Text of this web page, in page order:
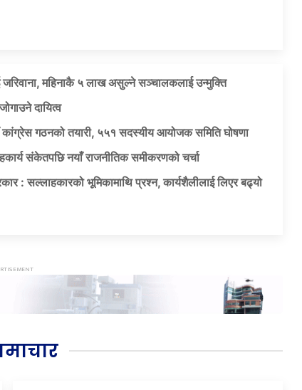
महिनाकै ५ लाख असुल्ने सञ्चालकलाई उन्मुक्ति
दायित्व
गठनको तयारी, ५५१ सदस्यीय आयोजक समिति घोषणा
संकेतपछि नयाँ राजनीतिक समीकरणको चर्चा
: सल्लाहकारको भूमिकामाथि प्रश्न, कार्यशैलीलाई लिएर बढ्यो